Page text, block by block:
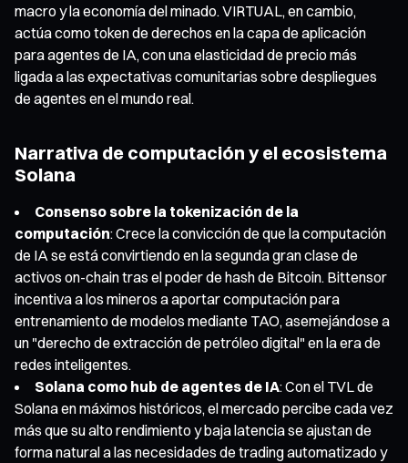
macro y la economía del minado. VIRTUAL, en cambio,
actúa como token de derechos en la capa de aplicación
para agentes de IA, con una elasticidad de precio más
ligada a las expectativas comunitarias sobre despliegues
de agentes en el mundo real.
Narrativa de computación y el ecosistema
Solana
Consenso sobre la tokenización de la
computación: Crece la convicción de que la computación
de IA se está convirtiendo en la segunda gran clase de
activos on-chain tras el poder de hash de Bitcoin. Bittensor
incentiva a los mineros a aportar computación para
entrenamiento de modelos mediante TAO, asemejándose a
un "derecho de extracción de petróleo digital" en la era de
redes inteligentes.
Solana como hub de agentes de IA: Con el TVL de
Solana en máximos históricos, el mercado percibe cada vez
más que su alto rendimiento y baja latencia se ajustan de
forma natural a las necesidades de trading automatizado y